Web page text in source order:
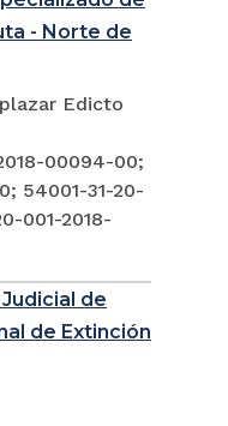
- Norte de
Edicto
00094-00;
54001-31-20-
001-2018-
de
de Extinción